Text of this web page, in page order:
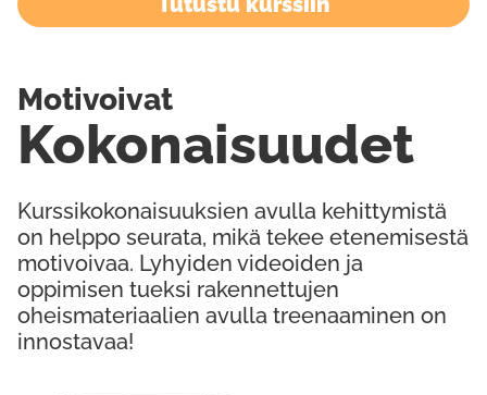
Kurssikokonaisuuksien avulla kehittymistä
on helppo seurata, mikä tekee etenemisestä
motivoivaa. Lyhyiden videoiden ja
oppimisen tueksi rakennettujen
oheismateriaalien avulla treenaaminen on
innostavaa!
Kokonaisuudet
Motivoivat